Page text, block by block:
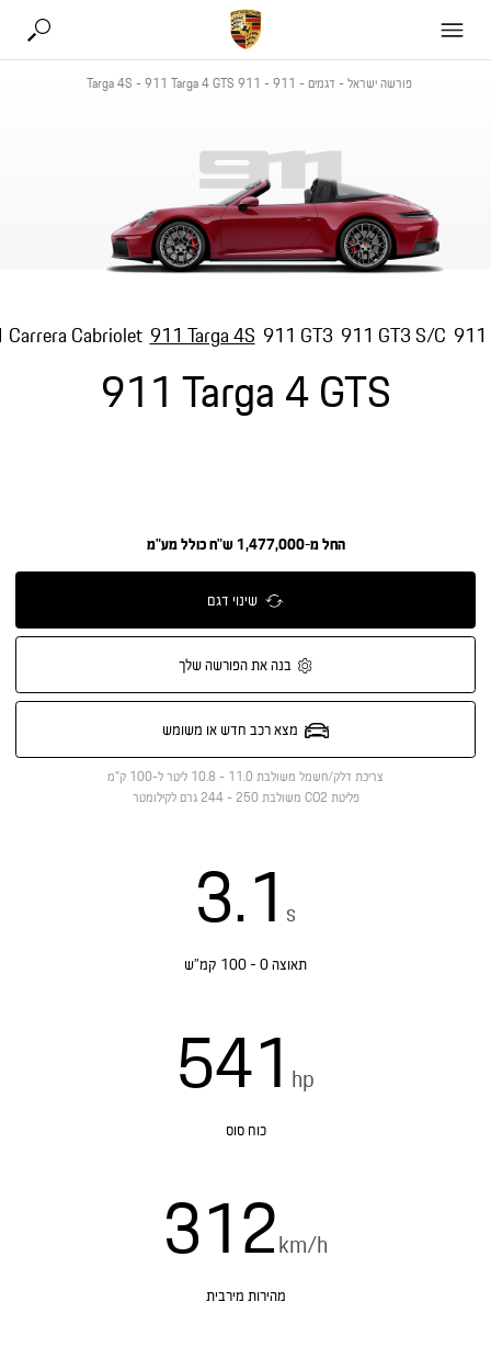
פורשה ישראל- דגמים -
911
-
911 Targa 4S
-911 Targa 4 GTS
911 Targa 4 GTS
Cabriolet 911 Targa 4S 911 GT3 911 GT3 S/C
החל מ-1,477,000 ש"ח כולל מע"מ
שינוי דגם
בנה את הפורשה שלך
מצא רכב חדש או משומש
צריכת דלק/חשמל משולבת 11.0 - 10.8 ליטר ל-100 ק"מ
פליטת CO2 משולבת
250 - 244 גרם לקילומטר
3.1 s
תאוצה 0 - 100 קמ”ש
541 hp
כוח סוס
312km/h
מהירות מירבית